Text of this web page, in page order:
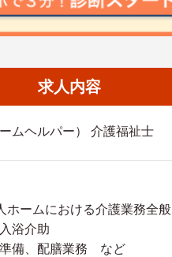
求人内容
ムヘルパー） 介護福祉士
ホームにおける介護業務全般
浴介助
準備、配膳業務 など